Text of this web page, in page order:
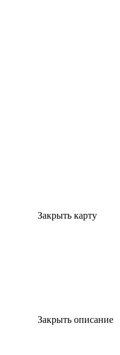
Закрыть карту
Закрыть описание